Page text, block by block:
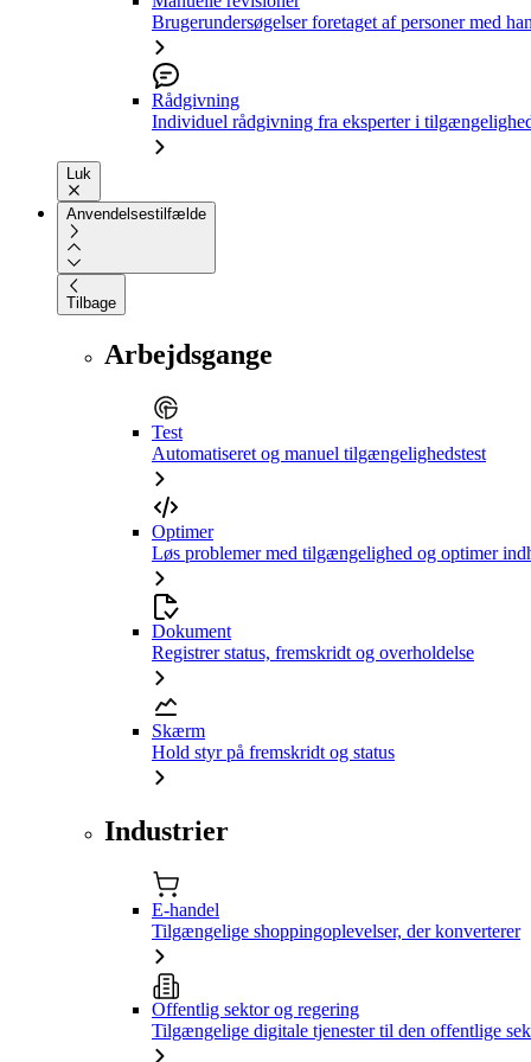
Brugerundersøgelser foretaget af personer med
Rådgivning
Individuel rådgivning fra eksperter i
Luk
Anvendelsestilfælde
Tilbage
Arbejdsgange
Test
Automatiseret og manuel tilgængelighedstest
Optimer
Løs problemer med tilgængelighed og optimer
Dokument
Registrer status, fremskridt og overholdelse
Skærm
Hold styr på fremskridt og status
Industrier
E-handel
Tilgængelige shoppingoplevelser, der konverterer
Offentlig sektor og regering
Tilgængelige digitale tjenester til den offentlige